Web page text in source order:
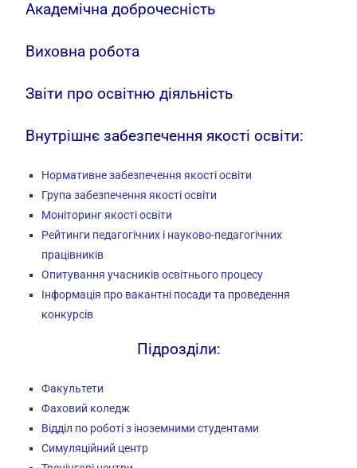
Академічна доброчесність
Виховна робота
Звіти про освітню діяльність
Внутрішнє забезпечення якості освіти:
Нормативне забезпечення якості освіти
Група забезпечення якості освіти
Моніторинг якості освіти
Рейтинги педагогічних і науково-педагогічних
працівників
Опитування учасників освітнього процесу
Інформація про вакантні посади та проведення
конкурсів
Підрозділи:
Факультети
Фаховий коледж
Відділ по роботі з іноземними студентами
Симуляційний центр